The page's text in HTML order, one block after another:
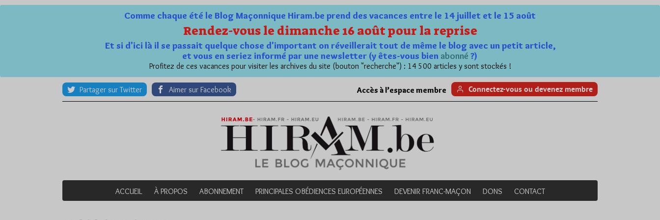
Comme chaque été le Blog Maçonnique Hiram.be prend des vacances entre le 14 juillet et le 15 août
Rendez-vous le dimanche 16 août pour la reprise
Et si d'ici là il se passait quelque chose d'important on réveillerait tout de même le blog avec un petit article,
et vous en seriez informé par une newsletter (y êtes-vous bien abonné ?)
Profitez de ces vacances pour visiter les archives du site (bouton "recherche") : 14 500 articles y sont stockés !
Partager sur Twitter Aimer sur Facebook Accès à l’espace membre Connectez-vous ou devenez membre
ACCUEIL À PROPOS ABONNEMENT PRINCIPALES OBÉDIENCES EUROPÉENNES DEVENIR FRANC-MAÇON DONS CONTACT